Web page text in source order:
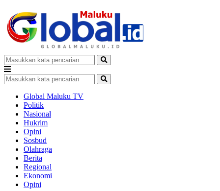
Global Maluku TV
Politik
Nasional
Hukrim
Opini
Sosbud
Olahraga
Berita
Regional
Ekonomi
Opini